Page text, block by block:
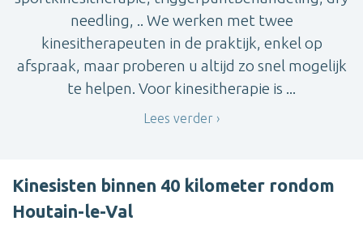
needling, .. We werken met twee
kinesitherapeuten in de praktijk, enkel op
afspraak, maar proberen u altijd zo snel mogelijk
te helpen. Voor kinesitherapie is ...
Lees verder
Kinesisten binnen 40 kilometer rondom
Houtain-le-Val